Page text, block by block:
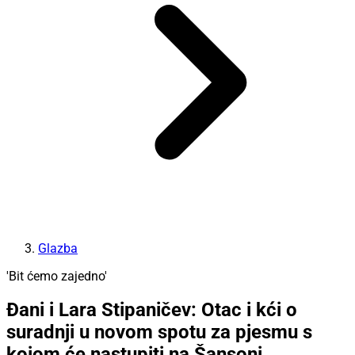
Glazba
'Bit ćemo zajedno'
Đani i Lara Stipaničev: Otac i kći o
suradnji u novom spotu za pjesmu s